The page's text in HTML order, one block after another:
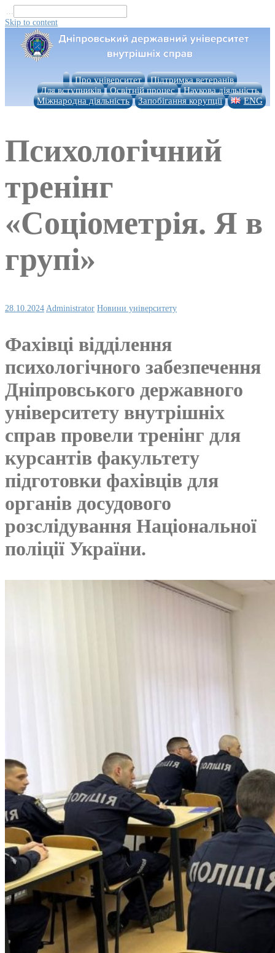
...
Skip to content
Про університет
Підтримка ветеранів
Для вступників
Освітній процес
Наукова діяльність
Міжнародна діяльність
Запобігання корупції ENG
Психологічний
тренінг
«Соціометрія. Я в
групі»
28.10.2024 Administrator Новини університету
Фахівці відділення
психологічного забезпечення
Дніпровського державного
університету внутрішніх
справ провели тренінг для
курсантів факультету
підготовки фахівців для
органів досудового
розслідування Національної
поліції України.